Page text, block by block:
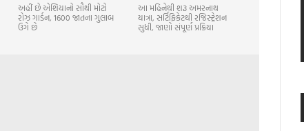
અહીં છે એશિયાનો સૌથી મોટો
રોઝ ગાર્ડન, 1600 જાતના ગુલાબ
ઉગે છે
આ મહિનેથી શરૂ અમરનાથ
યાત્રા, સર્ટિફિકેટથી રજિસ્ટ્રેશન
સુધી, જાણો સંપૂર્ણ પ્રક્રિયા